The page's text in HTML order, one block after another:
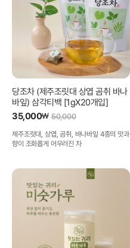
당조차 (제주조릿대 상엽 곰취 바나
바잎) 삼각티백 [1gX20개입]
35,000₩ 50,000
제주조릿대, 상엽, 곰취, 바나바잎 4종의 맛과
향이 조화롭게 어우러진 차